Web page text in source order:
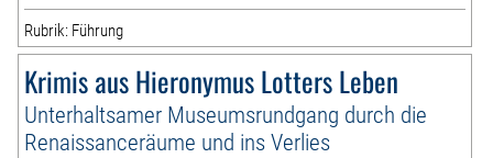
Rubrik: Führung
Krimis aus Hieronymus Lotters Leben
Unterhaltsamer Museumsrundgang durch die
Renaissanceräume und ins Verlies